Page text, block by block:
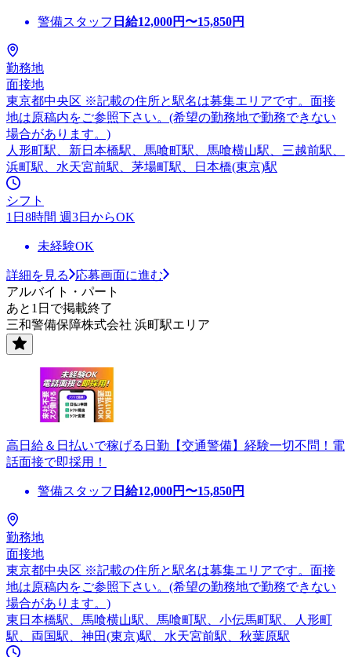
警備スタッフ 日給12,000円〜15,850円
勤務地
面接地
東京都中央区 ※記載の住所と駅名は募集エリアです。面接
地は原稿内をご参照下さい。(希望の勤務地で勤務できない
場合があります。)
人形町駅、新日本橋駅、馬喰町駅、馬喰横山駅、三越前駅、
浜町駅、水天宮前駅、茅場町駅、日本橋(東京)駅
シフト
1日8時間 週3日からOK
未経験OK
詳細を見る
応募画面に進む
アルバイト・パート
あと1日で掲載終了
三和警備保障株式会社 浜町駅エリア
高日給＆日払いで稼げる日勤【交通警備】経験一切不問！電
話面接で即採用！
警備スタッフ 日給12,000円〜15,850円
勤務地
面接地
東京都中央区 ※記載の住所と駅名は募集エリアです。面接
地は原稿内をご参照下さい。(希望の勤務地で勤務できない
場合があります。)
東日本橋駅、馬喰横山駅、馬喰町駅、小伝馬町駅、人形町
駅、両国駅、神田(東京)駅、水天宮前駅、秋葉原駅